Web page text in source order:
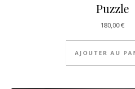
Puzzle
180,00€
AJOUTER AU